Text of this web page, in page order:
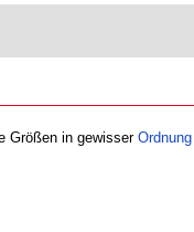
Größen in gewisserOrdnung